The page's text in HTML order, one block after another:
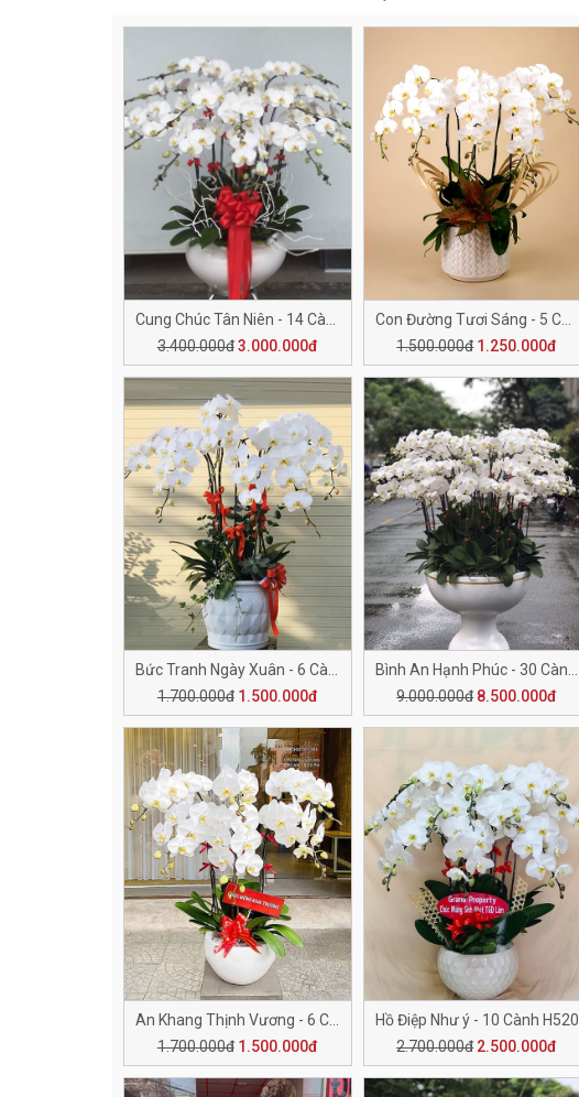
3.400.000đ 3.000.000đ
Con Đường Tươi Sáng - 5 Cành H509
1.500.000đ 1.250.000đ
1.700.000đ 1.500.000đ
9.000.000đ 8.500.000đ
1.700.000đ 1.500.000đ
Hồ Điệp Như ý - 10 Cành H520
2.700.000đ 2.500.000đ